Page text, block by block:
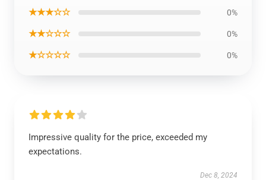
★★★☆☆ 0%
★★☆☆☆ 0%
★☆☆☆☆ 0%
Impressive quality for the price, exceeded my
expectations.
Dec 8, 2024